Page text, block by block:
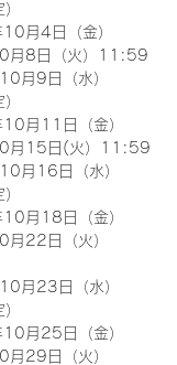
月4日（金）
月8日（火）11:59
月9日（水）
月11日（金）
月15日(火）11:59
月16日（水）
月18日（金）
22日（火）
月23日（水）
月25日（金）
29日（火）